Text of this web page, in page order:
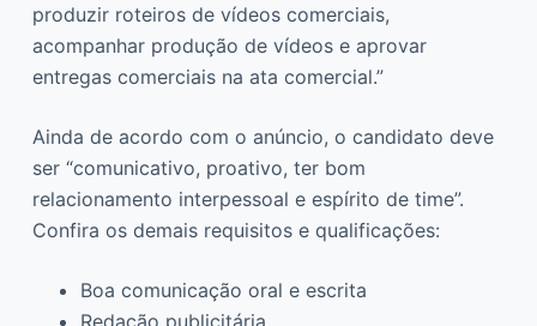
produzir roteiros de vídeos comerciais,
acompanhar produção de vídeos e aprovar
entregas comerciais na ata comercial.”
Ainda de acordo com o anúncio, o candidato deve
ser “comunicativo, proativo, ter bom
relacionamento interpessoal e espírito de time”.
Confira os demais requisitos e qualificações:
Boa comunicação oral e escrita
Redação publicitária